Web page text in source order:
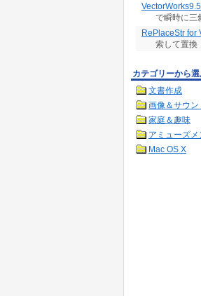
で瞬時に三
RePlaceStr for
索して置換
カテゴリーから
文書作成
画像＆サウン
家庭＆趣味
アミューズメ
Mac OS X